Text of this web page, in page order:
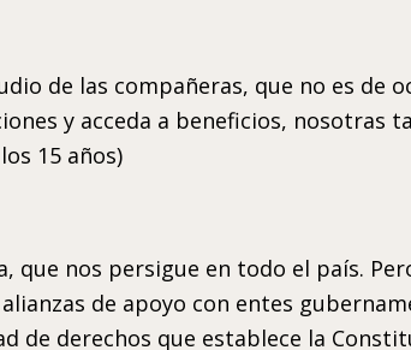
de las compañeras, que no es de
y acceda a beneficios, nosotras
15 años)
que nos persigue en todo el país.
de apoyo con entes
de derechos que establece la